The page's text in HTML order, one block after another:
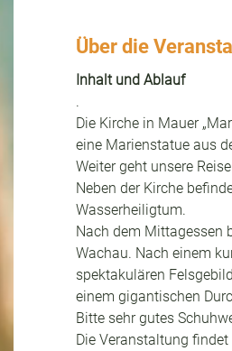
Über die
Inhalt und Ablauf
.
Die Kirche in Mauer
eine Marienstatue aus
Weiter geht unsere
Neben der Kirche
Wasserheiligtum.
Nach dem Mittagessen
Wachau. Nach einem
spektakulären
einem gigantischen
Bitte sehr gutes
Die Veranstaltung